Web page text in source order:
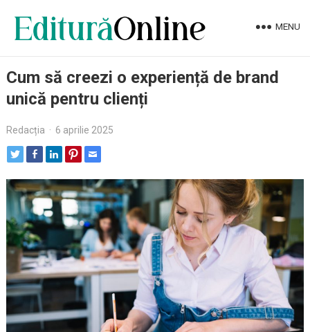
MENU
Cum să creezi o experiență de brand
unică pentru clienți
Redacția · 6 aprilie 2025